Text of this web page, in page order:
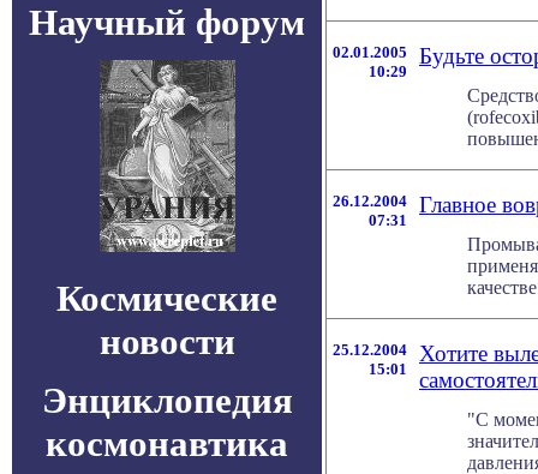
Научный форум
Космические
новости
Энциклопедия
космонавтика
02.01.2005
10:29
Будьте
26.12.2004
07:31
Главное
25.12.2004
15:01
Хотите
"С